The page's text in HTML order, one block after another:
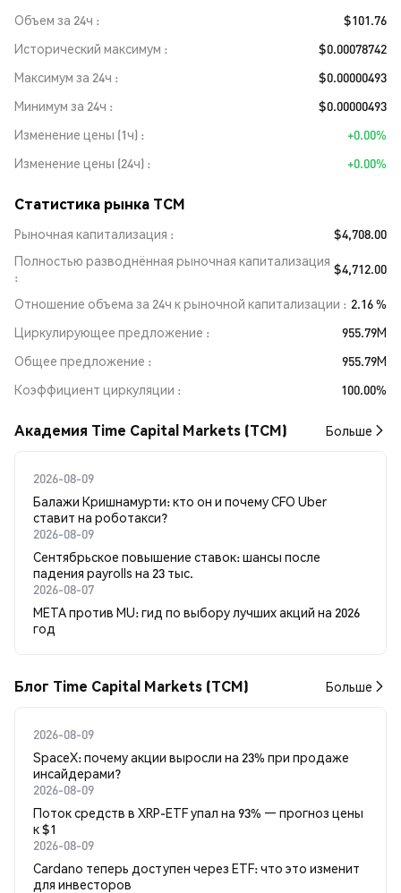
Объем за 24ч
$101.76
Исторический максимум
$0.00078742
Максимум за 24ч
$0.00000493
Минимум за 24ч
$0.00000493
Изменение цены (1ч)
+0.00%
Изменение цены (24ч)
+0.00%
Статистика рынка TCM
Рыночная капитализация
$4,708.00
Полностью разводнённая рыночная капитализация $4,712.00
Отношение объема за 24ч к рыночной капитализации
2.16 %
Циркулирующее предложение
955.79M
Общее предложение
955.79M
Коэффициент циркуляции
100.00%
Академия Time Capital Markets (TCM) Больше
2026-08-09
Балажи Кришнамурти: кто он и почему CFO Uber
ставит на роботакси?
2026-08-09
Сентябрьское повышение ставок: шансы после
падения payrolls на 23 тыс.
2026-08-07
META против MU: гид по выбору лучших акций на 2026
год
Блог Time Capital Markets (TCM) Больше
2026-08-09
SpaceX: почему акции выросли на 23% при продаже
инсайдерами?
2026-08-09
Поток средств в XRP-ETF упал на 93% — прогноз цены
к $1
2026-08-09
Cardano теперь доступен через ETF: что это изменит
для инвесторов